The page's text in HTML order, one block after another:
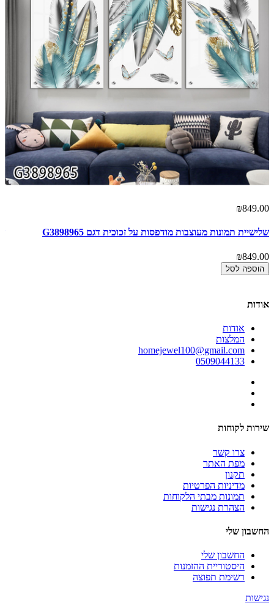
₪849.00
שלישיית תמונות מעוצבות מודפסות על זכוכית דגם G3898965
₪849.00
הוספה לסל
אודות
אודות
המלצות
homejewel100@gmail.com
0509044133
שירות לקוחות
צרו קשר
מפת האתר
תקנון
מדיניות הפרטיות
תמונות מבתי הלקוחות
הצהרת נגישות
החשבון שלי
החשבון שלי
היסטוריית ההזמנות
רשימת תפוצה
נגישות